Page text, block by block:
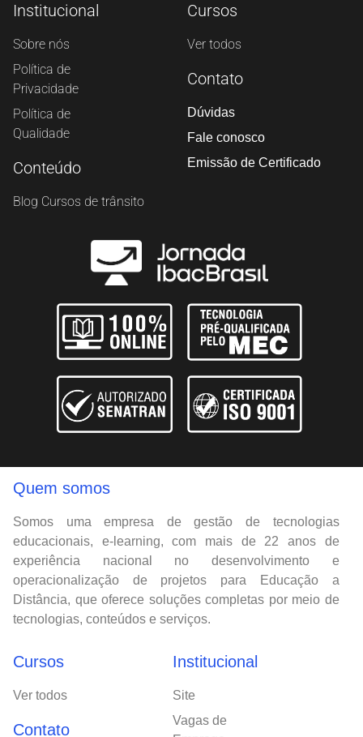
Institucional
Sobre nós
Política de
Privacidade
Política de
Qualidade
Conteúdo
Blog Cursos de trânsito
Cursos
Ver todos
Contato
Dúvidas
Fale conosco
Emissão de Certificado
Quem somos
Somos uma empresa de gestão de tecnologias
educacionais, e-learning, com mais de 22 anos de
experiência nacional no desenvolvimento e
operacionalização de projetos para Educação a
Distância, que oferece soluções completas por meio de
tecnologias, conteúdos e serviços.
Cursos
Ver todos
Contato
Institucional
Site
Vagas de